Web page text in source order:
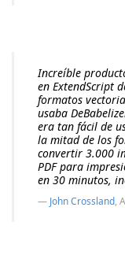
Increíble
en ExtendScript
formatos
usaba
era tan fácil de
la mitad de los
convertir 3.000
PDF para
en 30 minutos,
John Crossland ,